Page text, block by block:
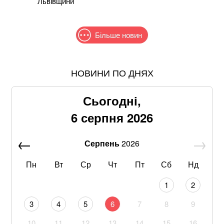
Більше новин
Жодної ракети збити не вдалося: у ПС розповіли
Пенсіонерам доплатять за стаж: хто отримає по 519
Знищені печі, склади та роки роботи: що
Без води не вижити: Шмигаль розкрив, куди планує
Рф знищила склади «Епіцентру», ROZETKA, «Нової
НОВИНИ ПО ДНЯХ
Сьогодні,
6 серпня 2026
Серпень2026
Пн
Вт Ср Чт Пт Сб Нд
1
2
3
4 5 6 7 8
9